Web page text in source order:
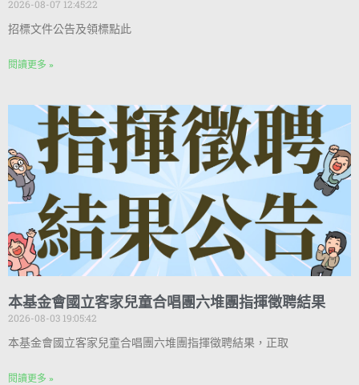
2026-08-07 12:45:22
招標文件公告及領標點此
閱讀更多 »
本基金會國立客家兒童合唱團六堆團指揮徵聘結果
2026-08-03 19:05:42
本基金會國立客家兒童合唱團六堆團指揮徵聘結果，正取
閱讀更多 »